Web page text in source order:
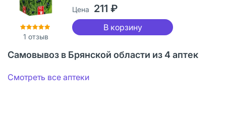
1 отзыв
Цена 211 ₽
В корзину
Самовывоз в Брянской области из 4 аптек
Смотреть все аптеки